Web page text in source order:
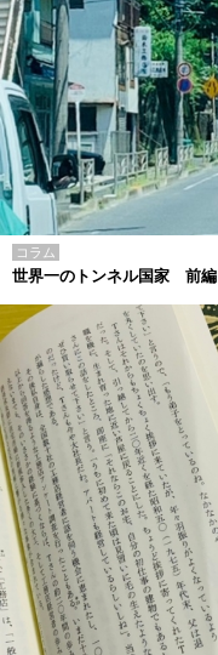
コラム
世界一のトンネル国家 前編